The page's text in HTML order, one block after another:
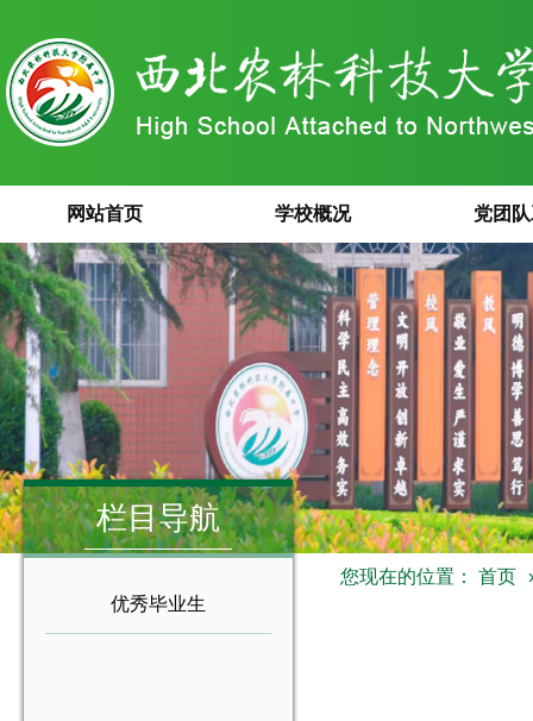
网站首页 学校概况 党团
栏目导航
优秀毕业生
您现在的位置： 首页